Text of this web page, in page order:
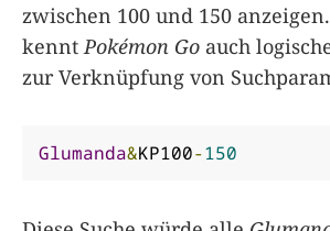
zwischen 100 und 150
kenntPokémon Go auch
zur Verknüpfung von
Glumanda&KP100-150